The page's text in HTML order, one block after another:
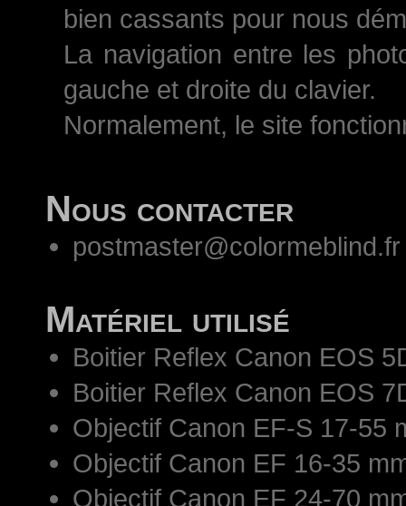
bien cassants pour nous
La navigation entre les
gauche et droite du clavier.
Normalement, le site
Nous contacter
postmaster@colormeblind.fr
Matériel utilisé
Boitier Reflex Canon EOS
Boitier Reflex Canon EOS
Objectif Canon EF-S 17-55
Objectif Canon EF 16-35
Objectif Canon EF 24-70